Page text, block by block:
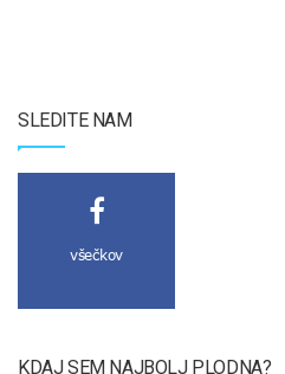
SLEDITE NAM
všečkov
KDAJ SEM NAJBOLJ PLODNA?